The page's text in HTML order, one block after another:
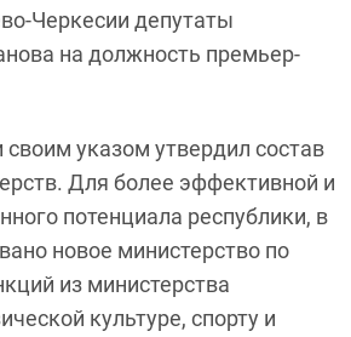
Черкесии депутаты
на должность премьер-
указом утвердил состав
Для более эффективной и
потенциала республики, в
новое министерство по
из министерства
культуре, спорту и